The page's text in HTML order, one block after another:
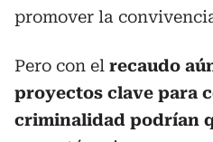
promover la
Pero con el recaudo
proyectos clave para
criminalidad podrían